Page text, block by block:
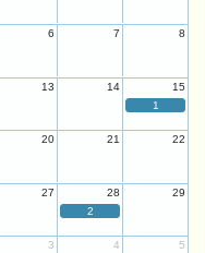
6 7 8
13 14
15
1
20 21
22
27 28
29
2
3 4
5